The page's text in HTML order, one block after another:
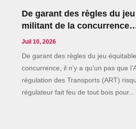
De garant des règles du
militant de la
Juil 10, 2026
De garant des règles du jeu
concurrence, il n’y a qu’un pas que
régulation des Transports (ART)
régulateur fait feu de tout bois pour...